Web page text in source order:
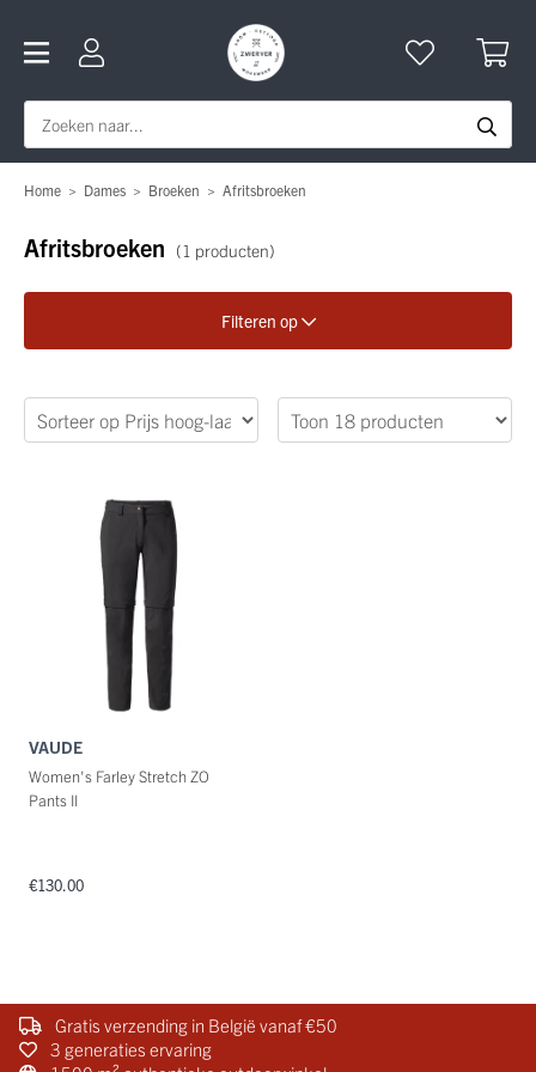
Home > Dames > Broeken > Afritsbroeken
Afritsbroeken (1 producten)
Filteren op
Verfijn je zoekopdracht
VAUDE
Women's Farley Stretch ZO
Pants II
€130.00
Gratis verzending in België vanaf €50
3 generaties ervaring